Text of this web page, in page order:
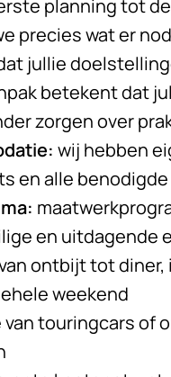
planning tot
precies wat er
jullie
betekent dat
zorgen over
wij hebben
en alle
en uitdagende
ontbijt tot
weekend
touringcars of